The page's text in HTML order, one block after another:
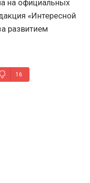
на официальных
«Интересной
развитием
16